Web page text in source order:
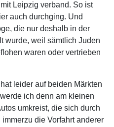
Leipzig verband. So ist
auch durchging. Und
die nur deshalb in der
wurde, weil sämtlich Juden
waren oder vertrieben
leider auf beiden Märkten
ich denn am kleinen
umkreist, die sich durch
die Vorfahrt anderer